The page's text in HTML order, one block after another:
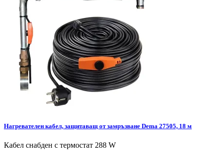
Нагревателен кабел, защитаващ от замръзване Dema 27505, 18 м
Кабел снабден с термостат 288 W